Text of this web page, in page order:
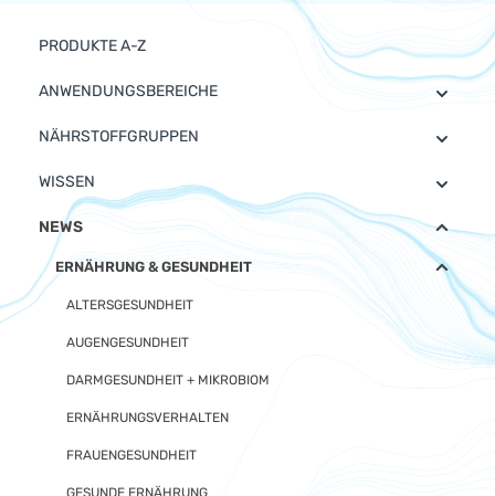
PRODUKTE A-Z
ANWENDUNGSBEREICHE
NÄHRSTOFFGRUPPEN
WISSEN
NEWS
ERNÄHRUNG & GESUNDHEIT
ALTERSGESUNDHEIT
AUGENGESUNDHEIT
DARMGESUNDHEIT + MIKROBIOM
ERNÄHRUNGSVERHALTEN
FRAUENGESUNDHEIT
GESUNDE ERNÄHRUNG